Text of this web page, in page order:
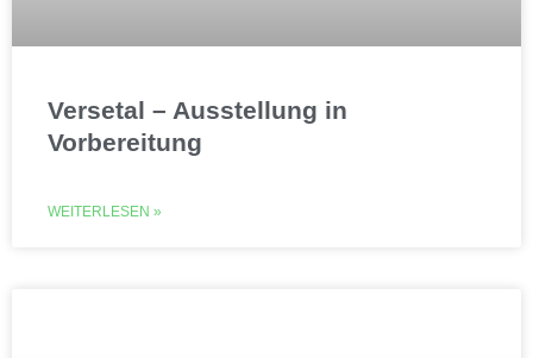
Versetal – Ausstellung in
Vorbereitung
WEITERLESEN »